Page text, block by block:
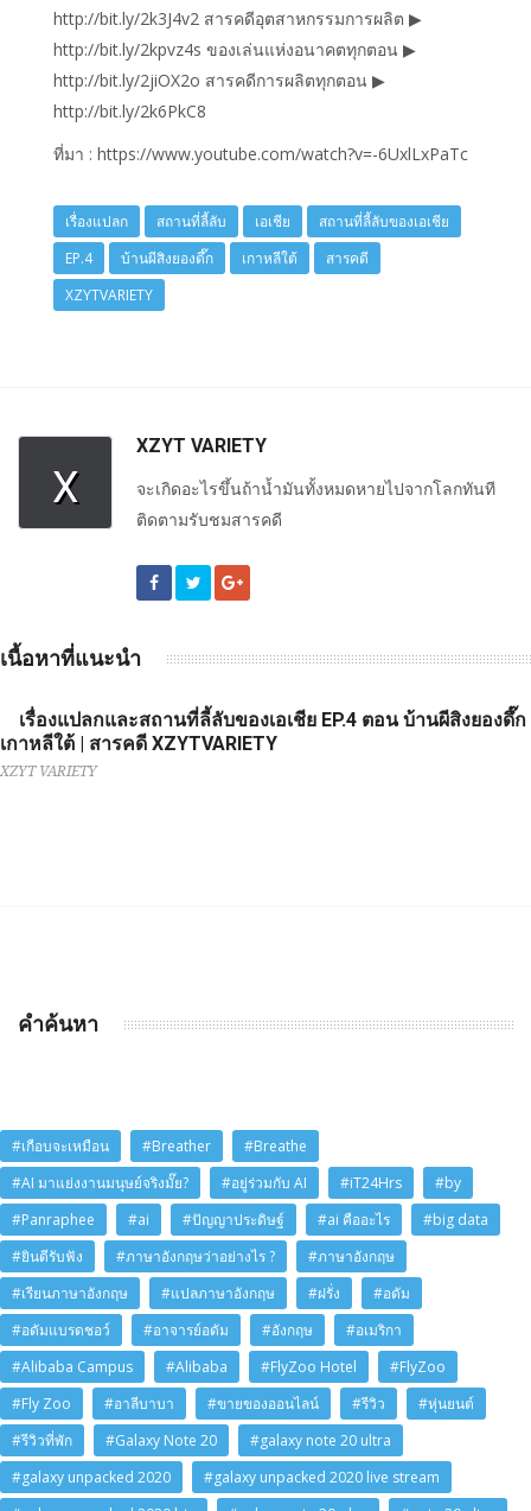
http://bit.ly/2k3J4v2 สารคดีอุตสาหกรรมการผลิต ▶
http://bit.ly/2kpvz4s ของเล่นแห่งอนาคตทุกตอน ▶
http://bit.ly/2jiOX2o สารคดีการผลิตทุกตอน ▶
http://bit.ly/2k6PkC8
ที่มา : https://www.youtube.com/watch?v=-6UxlLxPaTc
เรื่องแปลก สถานที่ลี้ลับ เอเชีย
สถานที่ลี้ลับของเอเชีย
EP.4
บ้านผีสิงยองดึ๊ก เกาหลีใต้
สารคดี
XZYTVARIETY
X
XZYT VARIETY
จะเกิดอะไรขึ้นถ้าน้ำมันทั้งหมดหายไปจากโลกทันที
ติดตามรับชมสารคดี
เนื้อหาที่แนะนำ
เรื่องแปลกและสถานที่ลี้ลับของเอเชีย EP.4 ตอน บ้านผีสิงยองดึ๊ก
เกาหลีใต้ | สารคดี XZYTVARIETY
XZYT VARIETY
คำค้นหา
#เกือบจะเหมือน #Breather
#Breathe
#AI มาแย่งงานมนุษย์จริงมั๊ย?
#อยู่ร่วมกับ AI #iT24Hrs
#by
#Panraphee
#ai #ปัญญาประดิษฐ์ #ai คืออะไร
#big data
#ยินดีรับฟัง
#ภาษาอังกฤษว่าอย่างไร ?
#ภาษาอังกฤษ
#เรียนภาษาอังกฤษ
#แปลภาษาอังกฤษ #ฝรั่ง
#อดัม
#อดัมแบรดชอว์
#อาจารย์อดัม #อังกฤษ
#อเมริกา
#Alibaba Campus
#Alibaba #FlyZoo Hotel
#FlyZoo
#Fly Zoo
#อาลีบาบา #ขายของออนไลน์ #รีวิว
#หุ่นยนต์
#รีวิวที่พัก
#Galaxy Note 20
#galaxy note 20 ultra
#galaxy unpacked 2020
#galaxy unpacked 2020 live stream